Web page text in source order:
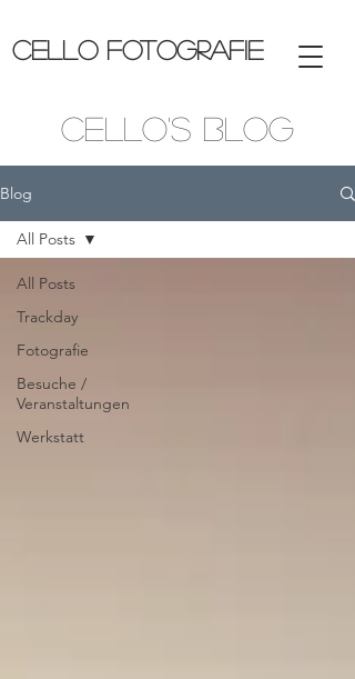
CELLO FOTOGRAFIE
Cello's Blog
Blog
All Posts
Trackday
Fotografie
Besuche /
Veranstaltungen
Werkstatt
All Posts